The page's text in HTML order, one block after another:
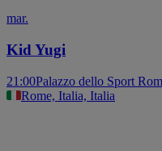
mar.
Kid Yugi
21:00Palazzo dello Sport
Rome, Italia, Italia